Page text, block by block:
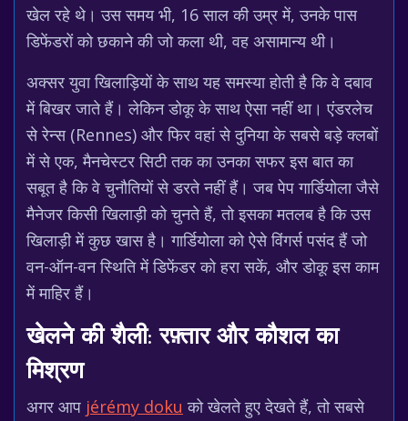
खेल रहे थे। उस समय भी, 16 साल की उम्र में, उनके पास
डिफेंडरों को छकाने की जो कला थी, वह असामान्य थी।
अक्सर युवा खिलाड़ियों के साथ यह समस्या होती है कि वे दबाव
में बिखर जाते हैं। लेकिन डोकू के साथ ऐसा नहीं था। एंडरलेच
से रेन्स (Rennes) और फिर वहां से दुनिया के सबसे बड़े क्लबों
में से एक, मैनचेस्टर सिटी तक का उनका सफर इस बात का
सबूत है कि वे चुनौतियों से डरते नहीं हैं। जब पेप गार्डियोला जैसे
मैनेजर किसी खिलाड़ी को चुनते हैं, तो इसका मतलब है कि उस
खिलाड़ी में कुछ खास है। गार्डियोला को ऐसे विंगर्स पसंद हैं जो
वन-ऑन-वन स्थिति में डिफेंडर को हरा सकें, और डोकू इस काम
में माहिर हैं।
खेलने की शैली: रफ़्तार और कौशल का
मिश्रण
अगर आप jérémy doku को खेलते हुए देखते हैं, तो सबसे